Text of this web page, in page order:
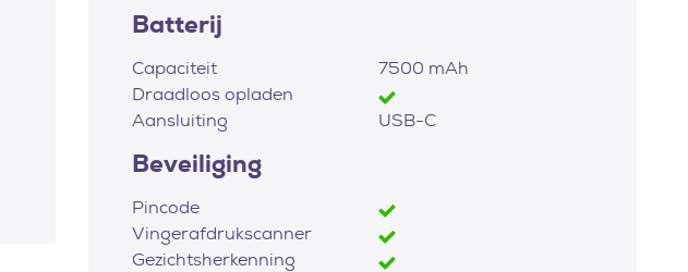
Batterij
Capaciteit
7500 mAh
Draadloos opladen
Aansluiting
USB-C
Beveiliging
Pincode
Vingerafdrukscanner
Gezichtsherkenning